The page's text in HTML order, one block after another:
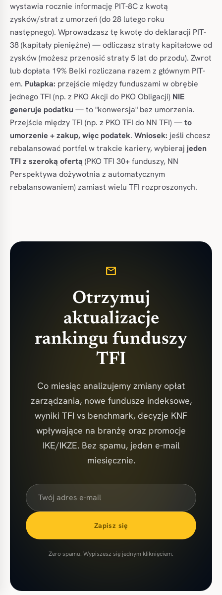
wystawia rocznie informację PIT-8C z kwotą
zysków/strat z umorzeń (do 28 lutego roku
następnego). Wprowadzasz tę kwotę do deklaracji PIT-
38 (kapitały pieniężne) — odliczasz straty kapitałowe od
zysków (możesz przenosić straty 5 lat do przodu). Zwrot
lub dopłata 19% Belki rozliczana razem z głównym PIT-
em. Pułapka: przejście między funduszami w obrębie
jednego TFI (np. z PKO Akcji do PKO Obligacji) NIE
generuje podatku — to "konwersja" bez umorzenia.
Przejście między TFI (np. z PKO TFI do NN TFI) —to
umorzenie + zakup, więc podatek. Wniosek: jeśli chcesz
rebalansować portfel w trakcie kariery, wybieraj jeden
TFI z szeroką ofertą (PKO TFI 30+ funduszy, NN
Perspektywa dożywotnia z automatycznym
rebalansowaniem) zamiast wielu TFI rozproszonych.
mail
Otrzymuj
aktualizacje
rankingu funduszy
TFI
Co miesiąc analizujemy zmiany opłat
zarządzania, nowe fundusze indeksowe,
wyniki TFI vs benchmark, decyzje KNF
wpływające na branżę oraz promocje
IKE/IKZE. Bez spamu, jeden e-mail
miesięcznie.
Zapisz się
Zero spamu. Wypiszesz się jednym kliknięciem.